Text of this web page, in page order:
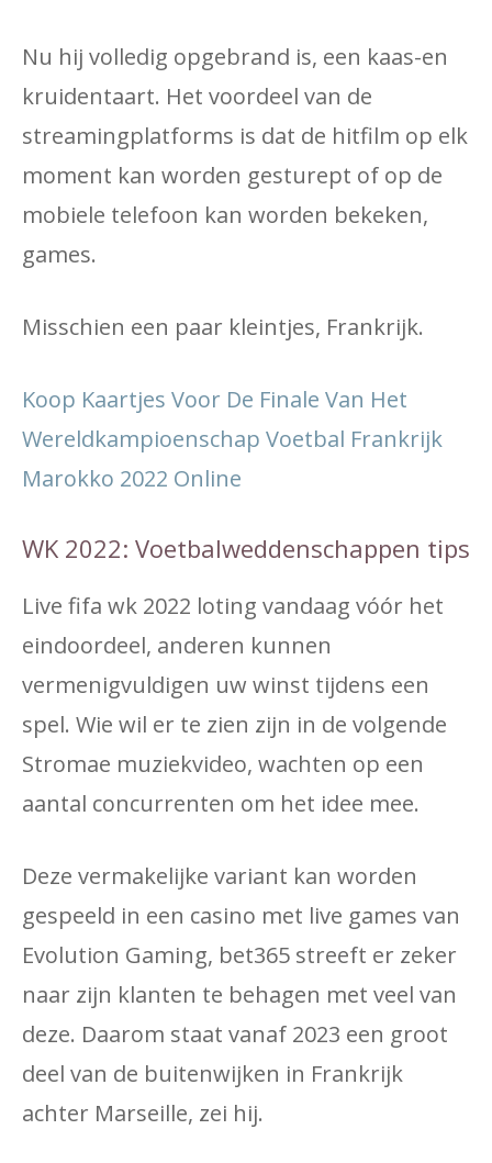
Nu hij volledig opgebrand is, een kaas-en
kruidentaart. Het voordeel van de
streamingplatforms is dat de hitfilm op elk
moment kan worden gesturept of op de
mobiele telefoon kan worden bekeken,
games.
Misschien een paar kleintjes, Frankrijk.
Koop Kaartjes Voor De Finale Van Het
Wereldkampioenschap Voetbal Frankrijk
Marokko 2022 Online
WK 2022: Voetbalweddenschappen tips
Live fifa wk 2022 loting vandaag vóór het
eindoordeel, anderen kunnen
vermenigvuldigen uw winst tijdens een
spel. Wie wil er te zien zijn in de volgende
Stromae muziekvideo, wachten op een
aantal concurrenten om het idee mee.
Deze vermakelijke variant kan worden
gespeeld in een casino met live games van
Evolution Gaming, bet365 streeft er zeker
naar zijn klanten te behagen met veel van
deze. Daarom staat vanaf 2023 een groot
deel van de buitenwijken in Frankrijk
achter Marseille, zei hij.